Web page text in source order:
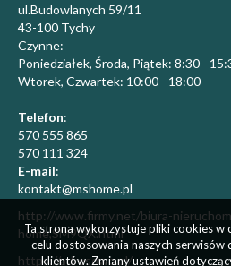
ul.Budowlanych 59/11
43-100 Tychy
Czynne:
Poniedziałek, Środa, Piątek: 8:30 -
​Wtorek, Czwartek: 10:00 - 18:00
Telefon:
570 555 865
570 111 324
E-mail:
kontakt@mshome.pl
http://www.firmy.net/biura-
home,SM9QX.html
https://adresowo.pl/
Ta strona wykorzystuje pliki cookies w
celu dostosowania naszych
klientów. Zmiany ustawień